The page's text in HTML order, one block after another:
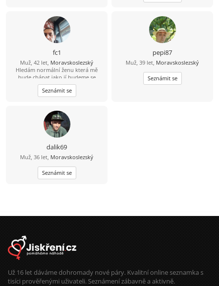
fc1
Muž, 42 let, Moravskoslezský
Hledám normální ženu která mě
bude chápat jako jí budeme se
podporovat navzájem v dobrém i
zlem nesnáším nevěru a která ví co
od života chce
Seznámit se
pepi87
Muž, 39 let, Moravskoslezský
Seznámit se
dalik69
Muž, 36 let, Moravskoslezský
Seznámit se
Už 16 let dáváme dohromady nové páry. Kvalitní online seznamka s
tisíci prověřenými uživateli. Seznámení zábavně a aktivně.